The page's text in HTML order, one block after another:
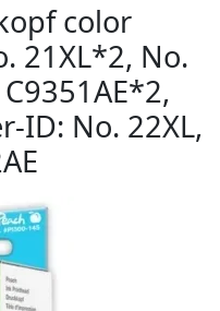
color
21XL*2, No.
ID: No. 22XL,